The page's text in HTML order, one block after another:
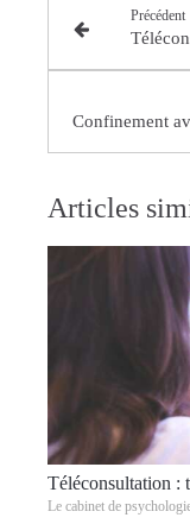
Précédent
Articles
Téléconsultation :
Le cabinet de